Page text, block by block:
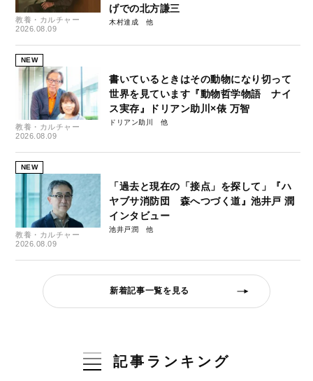
教養・カルチャー
2026.08.09
げでの北方謙三
木村達成
NEW
教養・カルチャー
2026.08.09
書いているときはその動物になり切って
世界を見ています『動物哲学物語 ナイ
ス実存』ドリアン助川×俵 万智
ドリアン助川
NEW
教養・カルチャー
2026.08.09
「過去と現在の「接点」を探して」『ハ
ヤブサ消防団 森へつづく道』池井戸 潤
インタビュー
池井戸潤
新着記事一覧を見る
記事ランキング